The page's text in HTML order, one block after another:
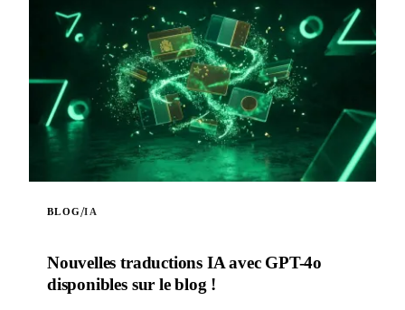
BLOG/IA
Nouvelles traductions IA avec GPT-4o
disponibles sur le blog !